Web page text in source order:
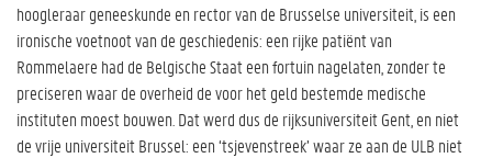
hoogleraar geneeskunde en rector van de Brusselse universiteit, is een
ironische voetnoot van de geschiedenis: een rijke patiënt van
Rommelaere had de Belgische Staat een fortuin nagelaten, zonder te
preciseren waar de overheid de voor het geld bestemde medische
instituten moest bouwen. Dat werd dus de rijksuniversiteit Gent, en niet
de vrije universiteit Brussel: een ‘tsjevenstreek’ waar ze aan de ULB niet